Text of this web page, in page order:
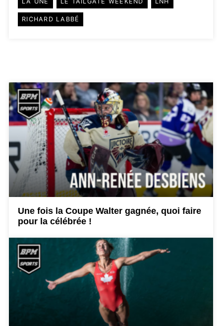
RICHARD LABBÉ
Une fois la Coupe Walter gagnée, quoi faire
pour la célébrée !